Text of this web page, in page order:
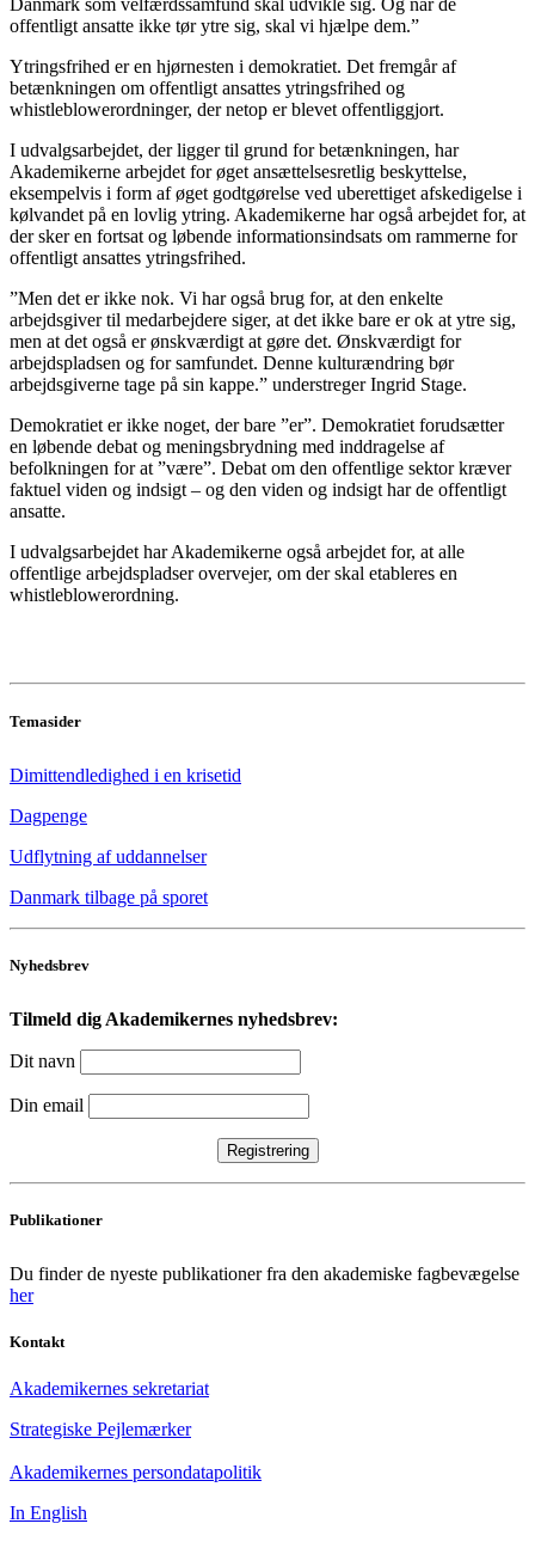
Danmark som velfærdssamfund skal udvikle sig. Og når de
offentligt ansatte ikke tør ytre sig, skal vi hjælpe dem.”
Ytringsfrihed er en hjørnesten i demokratiet. Det fremgår af
betænkningen om offentligt ansattes ytringsfrihed og
whistleblowerordninger, der netop er blevet offentliggjort.
I udvalgsarbejdet, der ligger til grund for betænkningen, har
Akademikerne arbejdet for øget ansættelsesretlig beskyttelse,
eksempelvis i form af øget godtgørelse ved uberettiget afskedigelse i
kølvandet på en lovlig ytring. Akademikerne har også arbejdet for, at
der sker en fortsat og løbende informationsindsats om rammerne for
offentligt ansattes ytringsfrihed.
”Men det er ikke nok. Vi har også brug for, at den enkelte
arbejdsgiver til medarbejdere siger, at det ikke bare er ok at ytre sig,
men at det også er ønskværdigt at gøre det. Ønskværdigt for
arbejdspladsen og for samfundet. Denne kulturændring bør
arbejdsgiverne tage på sin kappe.” understreger Ingrid Stage.
Demokratiet er ikke noget, der bare ”er”. Demokratiet forudsætter
en løbende debat og meningsbrydning med inddragelse af
befolkningen for at ”være”. Debat om den offentlige sektor kræver
faktuel viden og indsigt – og den viden og indsigt har de offentligt
ansatte.
I udvalgsarbejdet har Akademikerne også arbejdet for, at alle
offentlige arbejdspladser overvejer, om der skal etableres en
whistleblowerordning.
Temasider
Dimittendledighed i en krisetid
Dagpenge
Udflytning af uddannelser
Danmark tilbage på sporet
Nyhedsbrev
Tilmeld dig Akademikernes nyhedsbrev:
Dit navn
Din email
Publikationer
Du finder de nyeste publikationer fra den akademiske fagbevægelse
her
Kontakt
Akademikernes sekretariat
Strategiske Pejlemærker
Akademikernes persondatapolitik
In English